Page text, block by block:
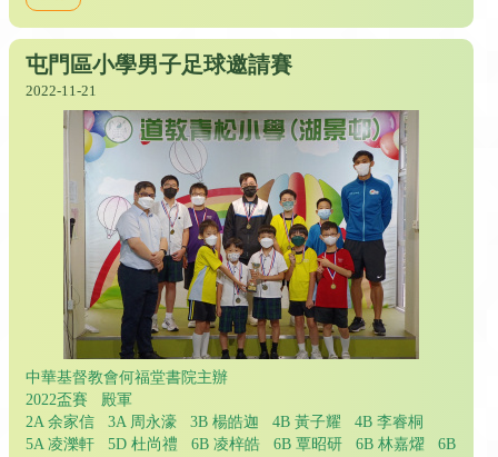
屯門區小學男子足球邀請賽
2022-11-21
中華基督教會何福堂書院主辦
2022盃賽 殿軍
2A 余家信 3A 周永濠 3B 楊皓迦 4B 黃子耀 4B 李睿桐
5A 凌濼軒 5D 杜尚禮 6B 凌梓皓 6B 覃昭研 6B 林嘉燿 6B